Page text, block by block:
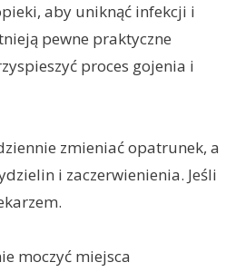
aby uniknąć infekcji i
pewne praktyczne
proces gojenia i
zmieniać opatrunek, a
i zaczerwienienia. Jeśli
moczyć miejsca